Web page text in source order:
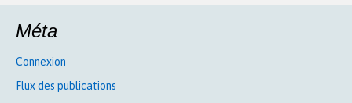
Méta
Connexion
Flux des publications